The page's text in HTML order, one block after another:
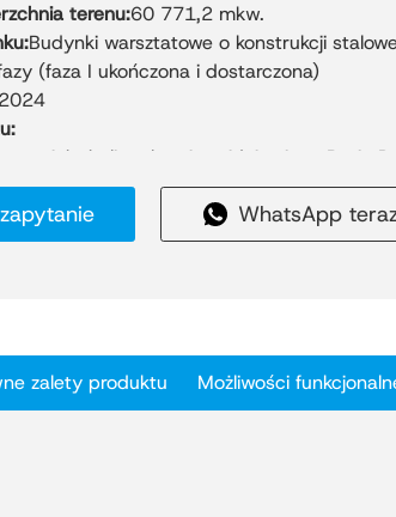
terenu:60 771,2 mkw.
Budynki warsztatowe o konstrukcji
(faza I ukończona i dostarczona)
projekt hali stalowej znajduje się w Bazie
Qingdao Xinhua, kluczowym obszarze
na zrównoważonej i zaawansowanej
o powierzchni ponad 60 000 metrów
ekspansję.
stref funkcjonalnych – w tym
produktów, logistykę i magazynowanie
stalowej ramie zapewnia doskonałą
i opłacalność, a jednocześnie
WhatsApp
zalety produktu Możliwości